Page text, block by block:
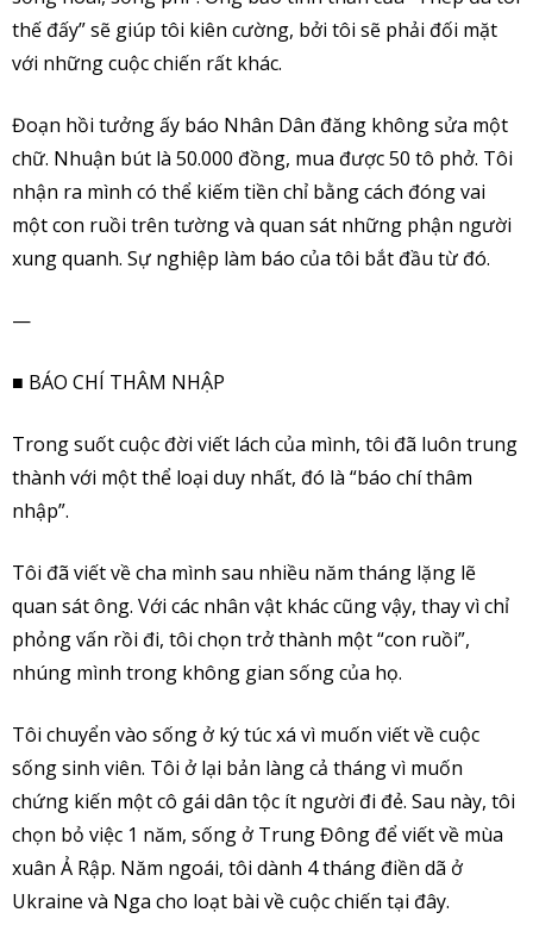
thế đấy” sẽ giúp tôi kiên cường, bởi tôi sẽ phải đối mặt
với những cuộc chiến rất khác.
Đoạn hồi tưởng ấy báo Nhân Dân đăng không sửa một
chữ. Nhuận bút là 50.000 đồng, mua được 50 tô phở. Tôi
nhận ra mình có thể kiếm tiền chỉ bằng cách đóng vai
một con ruồi trên tường và quan sát những phận người
xung quanh. Sự nghiệp làm báo của tôi bắt đầu từ đó.
—
■ BÁO CHÍ THÂM NHẬP
Trong suốt cuộc đời viết lách của mình, tôi đã luôn trung
thành với một thể loại duy nhất, đó là “báo chí thâm
nhập”.
Tôi đã viết về cha mình sau nhiều năm tháng lặng lẽ
quan sát ông. Với các nhân vật khác cũng vậy, thay vì chỉ
phỏng vấn rồi đi, tôi chọn trở thành một “con ruồi”,
nhúng mình trong không gian sống của họ.
Tôi chuyển vào sống ở ký túc xá vì muốn viết về cuộc
sống sinh viên. Tôi ở lại bản làng cả tháng vì muốn
chứng kiến một cô gái dân tộc ít người đi đẻ. Sau này, tôi
chọn bỏ việc 1 năm, sống ở Trung Đông để viết về mùa
xuân Ả Rập. Năm ngoái, tôi dành 4 tháng điền dã ở
Ukraine và Nga cho loạt bài về cuộc chiến tại đây.